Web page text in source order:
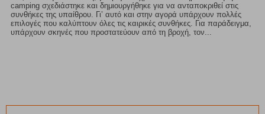
camping σχεδιάστηκε και δημιουργήθηκε για να ανταποκριθεί στις
συνθήκες της υπαίθρου. Γι’ αυτό και στην αγορά υπάρχουν πολλές
επιλογές που καλύπτουν όλες τις καιρικές συνθήκες. Για παράδειγμα,
υπάρχουν σκηνές που προστατεύουν από τη βροχή, τον...